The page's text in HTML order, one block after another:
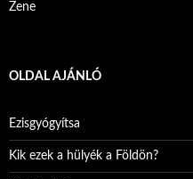
Zene
OLDAL AJÁNLÓ
Ezisgyógyítsa
Kik ezek a hülyék a Földön?